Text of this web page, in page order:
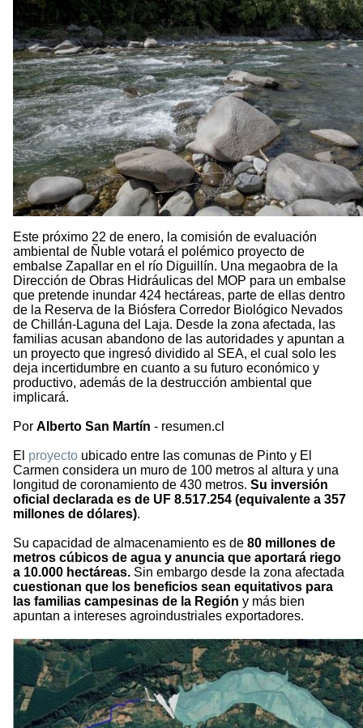
Este próximo 22 de enero, la comisión de evaluación
ambiental de Ñuble votará el polémico proyecto de
embalse Zapallar en el río Diguillín. Una megaobra de la
Dirección de Obras Hidráulicas del MOP para un embalse
que pretende inundar 424 hectáreas, parte de ellas dentro
de la Reserva de la Biósfera Corredor Biológico Nevados
de Chillán-Laguna del Laja. Desde la zona afectada, las
familias acusan abandono de las autoridades y apuntan a
un proyecto que ingresó dividido al SEA, el cual solo les
deja incertidumbre en cuanto a su futuro económico y
productivo, además de la destrucción ambiental que
implicará.
Por Alberto San Martín - resumen.cl
El proyecto ubicado entre las comunas de Pinto y El
Carmen considera un muro de 100 metros al altura y una
longitud de coronamiento de 430 metros. Su inversión
oficial declarada es de UF 8.517.254 (equivalente a 357
millones de dólares).
Su capacidad de almacenamiento es de 80 millones de
metros cúbicos de agua y anuncia que aportará riego
a 10.000 hectáreas. Sin embargo desde la zona afectada
cuestionan que los beneficios sean equitativos para
las familias campesinas de la Región y más bien
apuntan a intereses agroindustriales exportadores.